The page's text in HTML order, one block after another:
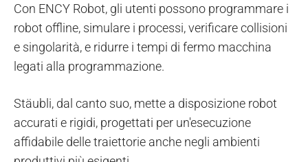
Con ENCY Robot, gli utenti possono programmare i
robot offline, simulare i processi, verificare collisioni
e singolarità, e ridurre i tempi di fermo macchina
legati alla programmazione.
Stäubli, dal canto suo, mette a disposizione robot
accurati e rigidi, progettati per un'esecuzione
affidabile delle traiettorie anche negli ambienti